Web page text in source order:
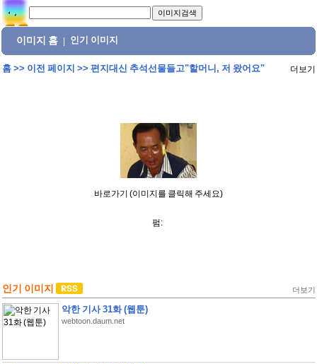
이미지 홈 인기 이미지
홈>> 이전 페이지 >> 편지대신 추석선물들고"할머니, 저 왔어요" 더보기
바로가기 (이미지를 클릭해 주세요)
펌:
인기 이미지 더보기
악한 기사 31화 (웹툰)
webtoon.daum.net